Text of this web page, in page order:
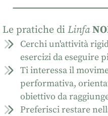
Le pratiche di Linfa
Cerchi un'attività
esercizi da eseguire
Ti interessa il
performativa,
obiettivo da
Preferisci restare